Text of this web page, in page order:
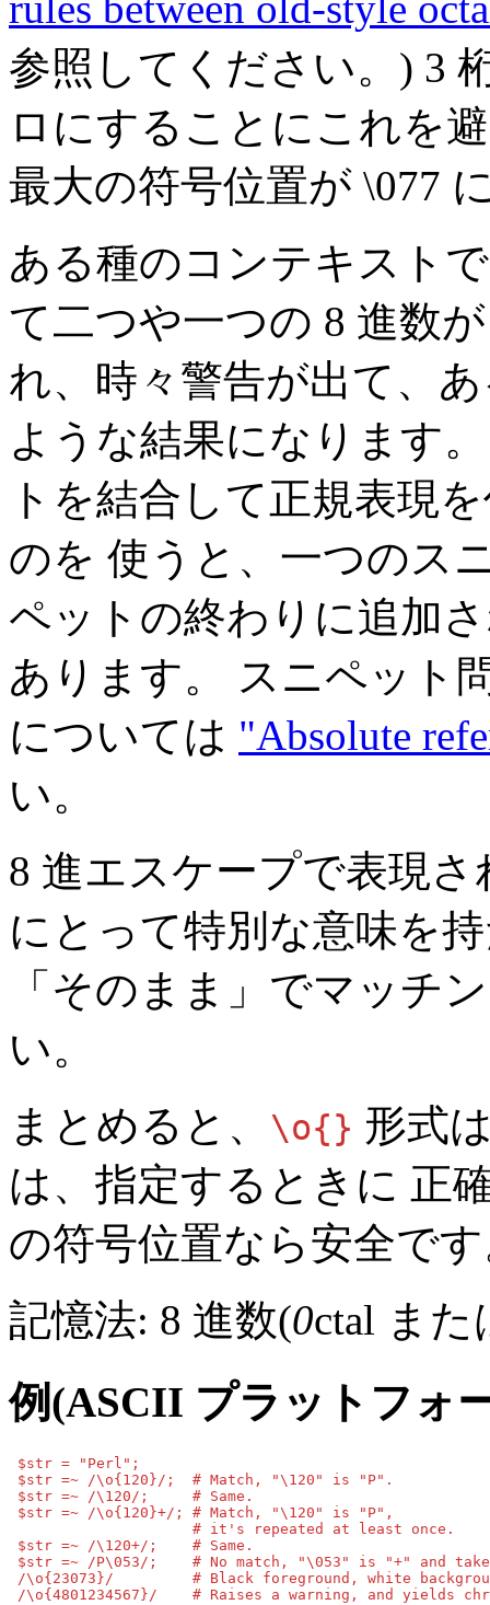
参照してください。) 3
ロにすることにこれを
最大の符号位置が \077
ある種のコンテキスト
て二つや一つの 8 進数
れ、時々警告が出て、
ような結果になります
トを結合して正規表現
のを 使うと、一つのス
ペットの終わりに追加
あります。 スニペット
については "Absolute
い。
8 進エスケープで表現
にとって特別な意味を
「そのまま」でマッチ
い。
まとめると、
\o{} 形式
は、指定するときに 正
の符号位置なら安全で
記憶法: 8 進数(0ctal ま
例(ASCII プラットフォ
$str = "Perl";
$str =~ /\o{120}/;  # Match, "\120" is "P".
$str =~ /\120/;     # Same.
$str =~ /\o{120}+/; # Match, "\120" is "P",
                     # it's repeated at least once.
$str =~ /\120+/;    # Same.
$str =~ /P\053/;    # No match, "\053" is "+" and
/\o{23073}/         # Black foreground, white
/\o{4801234567}/    # Raises a warning, and yields